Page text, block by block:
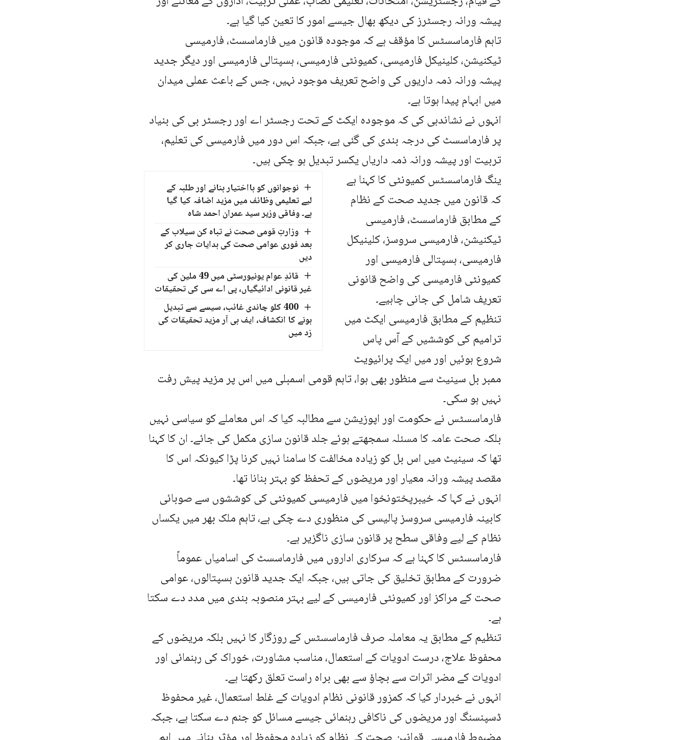
پیشہ ورانہ رجسٹرز کی دیکھ بھال جیسے امور کا تعین کیا گیا ہے۔
تاہم فارماسسٹس کا مؤقف ہے کہ موجودہ قانون میں فارماسسٹ، فارمیسی
ٹیکنیشن، کلینیکل فارمیسی، کمیونٹی فارمیسی، ہسپتالی فارمیسی اور دیگر جدید
پیشہ ورانہ ذمہ داریوں کی واضح تعریف موجود نہیں، جس کے باعث عملی میدان
میں ابہام پیدا ہوتا ہے۔
انہوں نے نشاندہی کی کہ موجودہ ایکٹ کے تحت رجسٹر اے اور رجسٹر بی کی بنیاد
پر فارماسسٹ کی درجہ بندی کی گئی ہے، جبکہ اس دور میں فارمیسی کی تعلیم،
تربیت اور پیشہ ورانہ ذمہ داریاں یکسر تبدیل ہو چکی ہیں۔
نوجوانوں کو بااختیار بنانے اور طلبہ کے
لیے تعلیمی وظائف میں مزید اضافہ کیا گیا
ہے۔ وفاقی وزیر سید عمران احمد شاہ
وزارتِ قومی صحت نے تباہ کن سیلاب کے
بعد فوری عوامی صحت کی ہدایات جاری کر
دیں
قائدِ عوام یونیورسٹی میں 49 ملین کی
غیر قانونی ادائیگیاں، پی اے سی کی تحقیقات
400 کلو چاندی غائب، سیسے سے تبدیل
ہونے کا انکشاف، ایف بی آر مزید تحقیقات کی
زد میں
ینگ فارماسسٹس کمیونٹی کا کہنا ہے
کہ قانون میں جدید صحت کے نظام
کے مطابق فارماسسٹ، فارمیسی
ٹیکنیشن، فارمیسی سروسز، کلینیکل
فارمیسی، ہسپتالی فارمیسی اور
کمیونٹی فارمیسی کی واضح قانونی
تعریف شامل کی جانی چاہیے۔
تنظیم کے مطابق فارمیسی ایکٹ میں
ترامیم کی کوششیں کے آس پاس
شروع ہوئیں اور میں ایک پرائیویٹ
ممبر بل سینیٹ سے منظور بھی ہوا، تاہم قومی اسمبلی میں اس پر مزید پیش رفت
نہیں ہو سکی۔
فارماسسٹس نے حکومت اور اپوزیشن سے مطالبہ کیا کہ اس معاملے کو سیاسی نہیں
بلکہ صحت عامہ کا مسئلہ سمجھتے ہوئے جلد قانون سازی مکمل کی جائے۔ ان کا کہنا
تھا کہ سینیٹ میں اس بل کو زیادہ مخالفت کا سامنا نہیں کرنا پڑا کیونکہ اس کا
مقصد پیشہ ورانہ معیار اور مریضوں کے تحفظ کو بہتر بنانا تھا۔
انہوں نے کہا کہ خیبرپختونخوا میں فارمیسی کمیونٹی کی کوششوں سے صوبائی
کابینہ فارمیسی سروسز پالیسی کی منظوری دے چکی ہے، تاہم ملک بھر میں یکساں
نظام کے لیے وفاقی سطح پر قانون سازی ناگزیر ہے۔
فارماسسٹس کا کہنا ہے کہ سرکاری اداروں میں فارماسسٹ کی اسامیاں عموماً
ضرورت کے مطابق تخلیق کی جاتی ہیں، جبکہ ایک جدید قانون ہسپتالوں، عوامی
صحت کے مراکز اور کمیونٹی فارمیسی کے لیے بہتر منصوبہ بندی میں مدد دے سکتا
ہے۔
تنظیم کے مطابق یہ معاملہ صرف فارماسسٹس کے روزگار کا نہیں بلکہ مریضوں کے
محفوظ علاج، درست ادویات کے استعمال، مناسب مشاورت، خوراک کی رہنمائی اور
ادویات کے مضر اثرات سے بچاؤ سے بھی براہ راست تعلق رکھتا ہے۔
انہوں نے خبردار کیا کہ کمزور قانونی نظام ادویات کے غلط استعمال، غیر محفوظ
ڈسپنسنگ اور مریضوں کی ناکافی رہنمائی جیسے مسائل کو جنم دے سکتا ہے، جبکہ